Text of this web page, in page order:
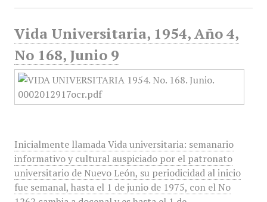
Vida Universitaria, 1954, Año 4,
No 168, Junio 9
Inicialmente llamada Vida universitaria: semanario
informativo y cultural auspiciado por el patronato
universitario de Nuevo León, su periodicidad al inicio
fue semanal, hasta el 1 de junio de 1975, con el No